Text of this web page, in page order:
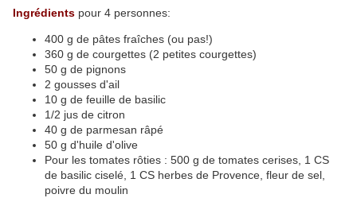
Ingrédients pour 4 personnes:
400 g de pâtes fraîches (ou pas!)
360 g de courgettes (2 petites courgettes)
50 g de pignons
2 gousses d'ail
10 g de feuille de basilic
1/2 jus de citron
40 g de parmesan râpé
50 g d'huile d'olive
Pour les tomates rôties : 500 g de tomates cerises, 1 CS
de basilic ciselé, 1 CS herbes de Provence, fleur de sel,
poivre du moulin